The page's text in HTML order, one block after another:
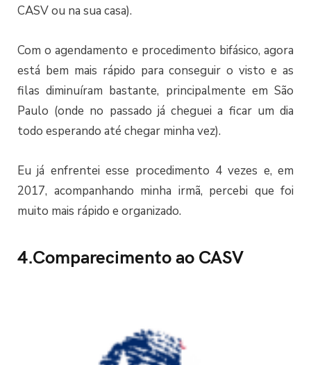
CASV ou na sua casa).
Com o agendamento e procedimento bifásico, agora
está bem mais rápido para conseguir o visto e as
filas diminuíram bastante, principalmente em São
Paulo (onde no passado já cheguei a ficar um dia
todo esperando até chegar minha vez).
Eu já enfrentei esse procedimento 4 vezes e, em
2017, acompanhando minha irmã, percebi que foi
muito mais rápido e organizado.
4.Comparecimento ao CASV